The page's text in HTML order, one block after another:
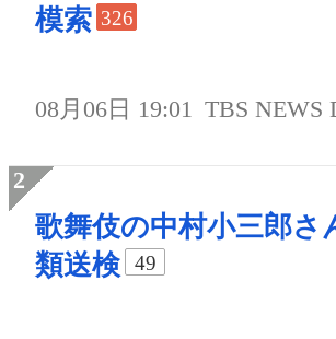
模索 326
08月06日 19:01 TBS NEWS
歌舞伎の中村小三郎さ
類送検
49